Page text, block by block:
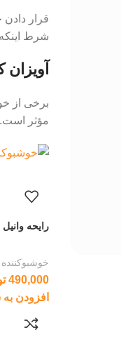
قرار
شرط اینکه
برخی از
مؤثر است.
رایحه وانیل
490,000
افزودن